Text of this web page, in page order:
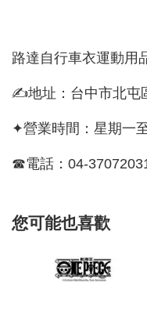
路達自行車衣運動用
✍地址：台中市北屯
✦營業時間：星期一
☎電話：04-
您可能也喜歡